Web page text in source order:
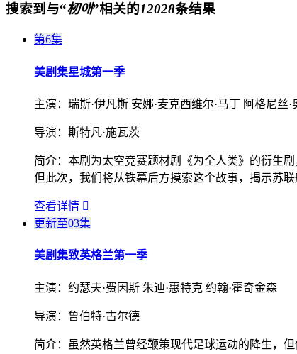
搜索到与“杒애”相关的12028条结果
第6集
美剧集星城第一季
主演： 瑞斯·伊凡斯 安娜·麦克西维尔·马丁 阿格尼丝·
导演： 斯特凡·施瓦茨
简介： 本剧为太空竞赛题材剧《为全人类》的衍生
但此次，我们将从铁幕后方摸索这个故事，揭示苏
查看详情 
更新至03集
美剧集致英格兰第一季
主演： 约瑟夫·费因斯 朱迪·惠特克 约翰·霍奇金森
导演： 鲁伯特·古尔德
简介：
虽然英格兰曾经鞭策现代足球运动的降生，